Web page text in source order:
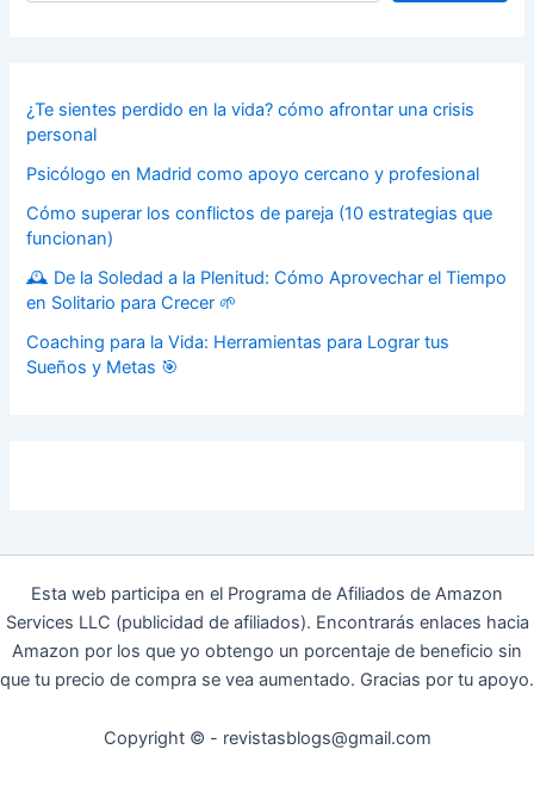
¿Te sientes perdido en la vida? cómo afrontar una crisis
personal
Psicólogo en Madrid como apoyo cercano y profesional
Cómo superar los conflictos de pareja (10 estrategias que
funcionan)
🕰️ De la Soledad a la Plenitud: Cómo Aprovechar el Tiempo
en Solitario para Crecer 🌱
Coaching para la Vida: Herramientas para Lograr tus
Sueños y Metas 🎯
Esta web participa en el Programa de Afiliados de Amazon
Services LLC (publicidad de afiliados). Encontrarás enlaces hacia
Amazon por los que yo obtengo un porcentaje de beneficio sin
que tu precio de compra se vea aumentado. Gracias por tu apoyo.
Copyright © - revistasblogs@gmail.com